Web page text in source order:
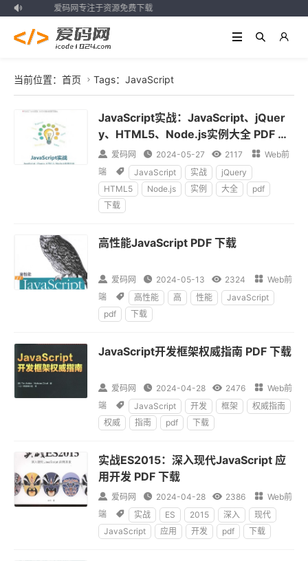
 爱码网专注于资源免费下载
当前位置： 首页  Tags：JavaScript
JavaScript实战：JavaScript、jQuer
y、HTML5、Node.js实例大全 PDF 下
载
 爱码网  2024-05-27  2117  Web前
端
 JavaScript 实战
jQuery
HTML5
Node.js 实例 大全
pdf
下载
高性能JavaScript PDF 下载
 爱码网  2024-05-13  2324  Web前
端
 高性能 高 性能
JavaScript
pdf
下载
JavaScript开发框架权威指南 PDF 下载
 爱码网  2024-04-28  2476  Web前
端
 JavaScript 开发 框架
权威指南
权威
指南 pdf 下载
实战ES2015：深入现代JavaScript 应
用开发 PDF 下载
 爱码网  2024-04-28  2386  Web前
端
 实战 ES 2015 深入
现代
JavaScript
应用 开发 pdf 下载